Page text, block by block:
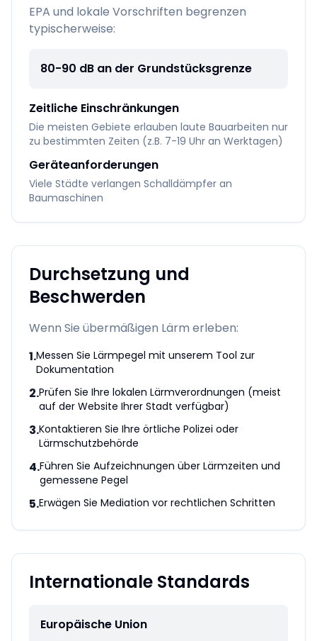
EPA und lokale Vorschriften begrenzen
typischerweise:
80-90 dB an der Grundstücksgrenze
Zeitliche Einschränkungen
Die meisten Gebiete erlauben laute Bauarbeiten nur
zu bestimmten Zeiten (z.B. 7-19 Uhr an Werktagen)
Geräteanforderungen
Viele Städte verlangen Schalldämpfer an
Baumaschinen
Durchsetzung und
Beschwerden
Wenn Sie übermäßigen Lärm erleben:
1.Messen Sie Lärmpegel mit unserem Tool zur
Dokumentation
2.Prüfen Sie Ihre lokalen Lärmverordnungen (meist
auf der Website Ihrer Stadt verfügbar)
3.Kontaktieren Sie Ihre örtliche Polizei oder
Lärmschutzbehörde
4.Führen Sie Aufzeichnungen über Lärmzeiten und
gemessene Pegel
5.Erwägen Sie Mediation vor rechtlichen Schritten
Internationale Standards
Europäische Union